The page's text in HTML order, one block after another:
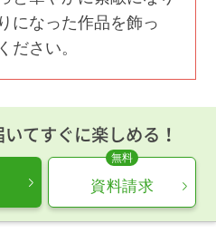
になった作品を飾っ
ださい。
てすぐに楽しめる！
資料請求